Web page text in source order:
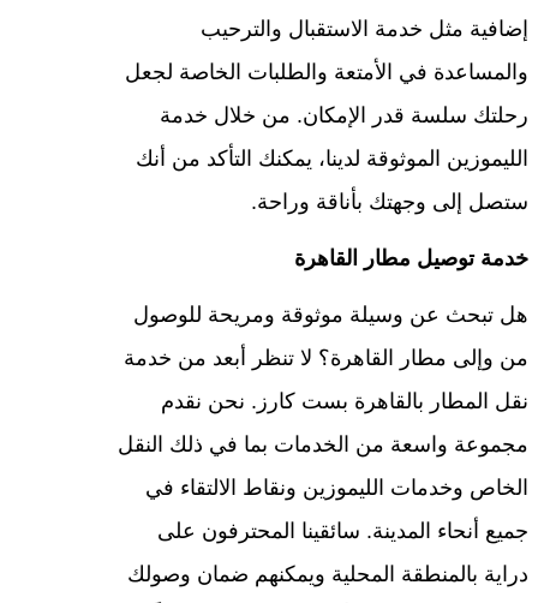
إضافية مثل خدمة الاستقبال والترحيب
والمساعدة في الأمتعة والطلبات الخاصة لجعل
رحلتك سلسة قدر الإمكان. من خلال خدمة
الليموزين الموثوقة لدينا، يمكنك التأكد من أنك
ستصل إلى وجهتك بأناقة وراحة.
خدمة توصيل مطار القاهرة
هل تبحث عن وسيلة موثوقة ومريحة للوصول
من وإلى مطار القاهرة؟ لا تنظر أبعد من خدمة
نقل المطار بالقاهرة بست كارز. نحن نقدم
مجموعة واسعة من الخدمات بما في ذلك النقل
الخاص وخدمات الليموزين ونقاط الالتقاء في
جميع أنحاء المدينة. سائقينا المحترفون على
دراية بالمنطقة المحلية ويمكنهم ضمان وصولك